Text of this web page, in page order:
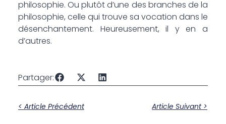
philosophie. Ou plutôt d’une des branches de la
philosophie, celle qui trouve sa vocation dans le
désenchantement. Heureusement, il y en a
d’autres.
Partager:
< Article Précédent Article Suivant >